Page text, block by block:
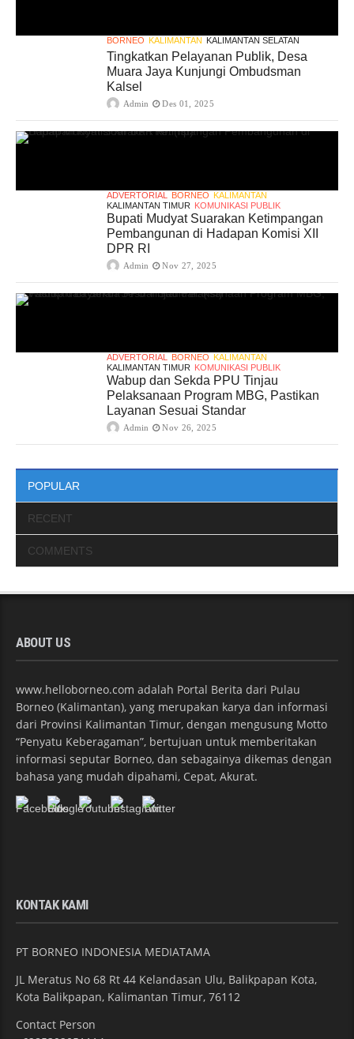
BORNEO KALIMANTAN KALIMANTAN SELATAN
Tingkatkan Pelayanan Publik, Desa
Muara Jaya Kunjungi Ombudsman
Kalsel
Admin Des 01, 2025
ADVERTORIAL BORNEO KALIMANTAN
KALIMANTAN TIMUR KOMUNIKASI PUBLIK
Bupati Mudyat Suarakan Ketimpangan
Pembangunan di Hadapan Komisi XII
DPR RI
Admin Nov 27, 2025
ADVERTORIAL BORNEO KALIMANTAN
KALIMANTAN TIMUR KOMUNIKASI PUBLIK
Wabup dan Sekda PPU Tinjau
Pelaksanaan Program MBG, Pastikan
Layanan Sesuai Standar
Admin Nov 26, 2025
POPULAR
RECENT
COMMENTS
ABOUT US
www.helloborneo.com adalah Portal Berita dari Pulau
Borneo (Kalimantan), yang merupakan karya dan informasi
dari Provinsi Kalimantan Timur, dengan mengusung Motto
“Penyatu Keberagaman”, bertujuan untuk memberitakan
informasi seputar Borneo, dan sebagainya dikemas dengan
bahasa yang mudah dipahami, Cepat, Akurat.
KONTAK KAMI
PT BORNEO INDONESIA MEDIATAMA
JL Meratus No 68 Rt 44 Kelandasan Ulu, Balikpapan Kota,
Kota Balikpapan, Kalimantan Timur, 76112
Contact Person